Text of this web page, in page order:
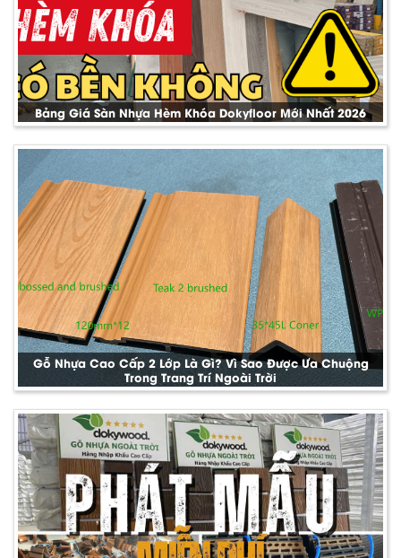
Bảng Giá Sàn Nhựa Hèm Khóa Dokyfloor Mới Nhất 2026
Gỗ Nhựa Cao Cấp 2 Lớp Là Gì? Vì Sao Được Ưa Chuộng
Trong Trang Trí Ngoài Trời